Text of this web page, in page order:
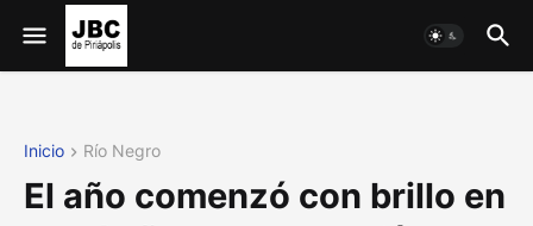
Inicio Río Negro
El año comenzó con brillo en